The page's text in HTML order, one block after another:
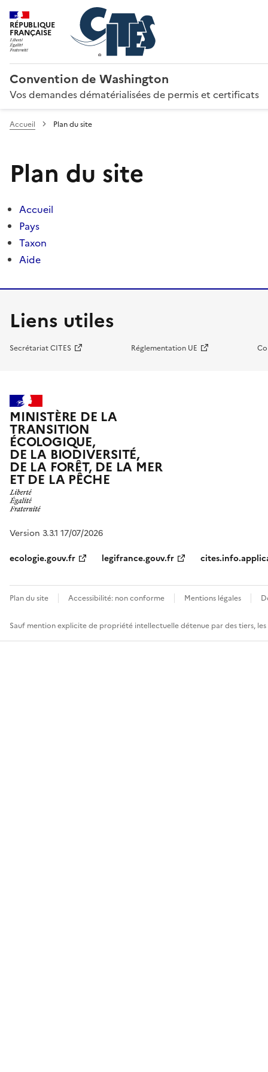
RÉPUBLIQUE
FRANÇAISE
Convention de Washington
Vos demandes dématérialisées de permis et certificats
Accueil Plan du site
Plan du site
Accueil
Pays
Taxon
Aide
Liens utiles
Secrétariat CITES Réglementation UE
MINISTÈRE DE LA
TRANSITION
ÉCOLOGIQUE,
DE LA BIODIVERSITÉ,
DE LA FORÊT, DE LA MER
ET DE LA PÊCHE
Version 3.3.1 17/07/2026
ecologie.gouv.fr
legifrance.gouv.fr
Plan du site Accessibilité: non conforme Mentions légales
Sauf mention explicite de propriété intellectuelle détenue par des tiers,